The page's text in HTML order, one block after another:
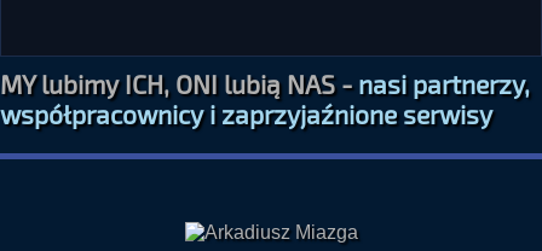
MY lubimy ICH, ONI lubią NAS -nasi partnerzy,
współpracownicy i zaprzyjaźnione serwisy